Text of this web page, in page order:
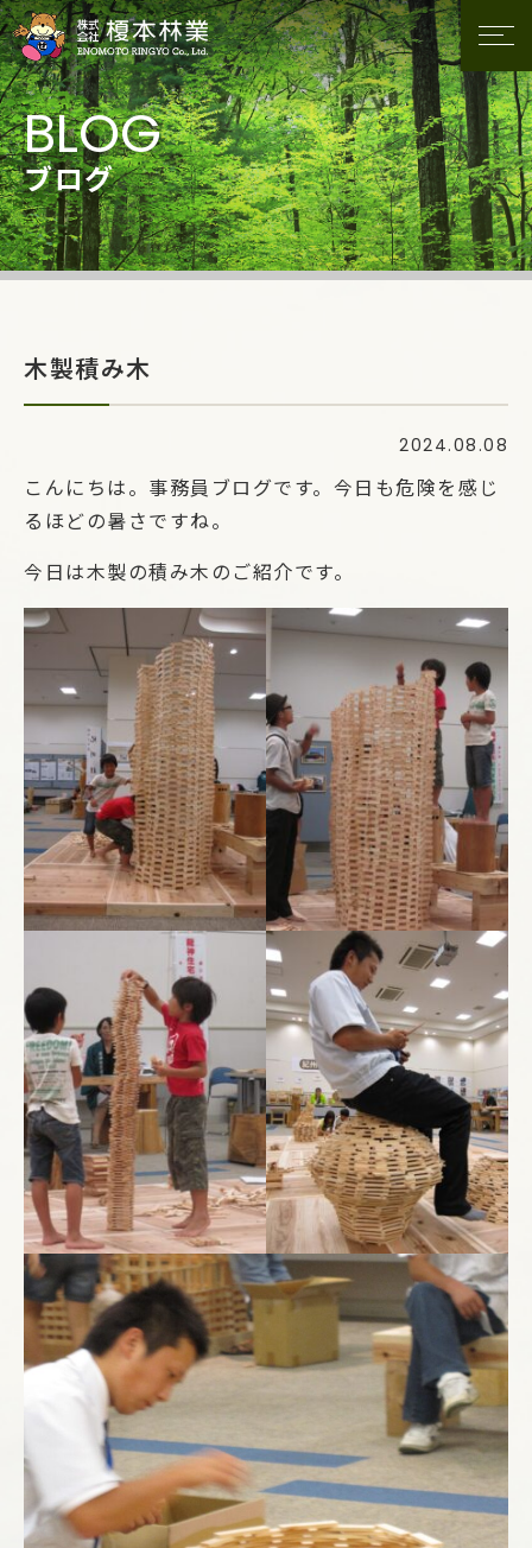
ブログ
木製積み木
2024.08.08
こんにちは。事務員ブログです。今日も危険を感じ
るほどの暑さですね。
今日は木製の積み木のご紹介です。